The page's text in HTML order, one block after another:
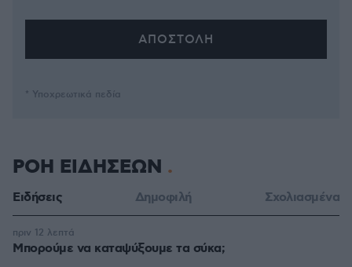
* Υποχρεωτικά πεδία
ΡΟΗ ΕΙΔΗΣΕΩΝ
Ειδήσεις Δημοφιλή Σχολιασμένα
Μπορούμε να καταψύξουμε τα σύκα;
πριν 12 λεπτά